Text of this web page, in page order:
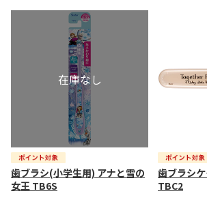
歯ブラシ(小学生用) アナと雪の
女王 TB6S
歯ブラシ
TBC2